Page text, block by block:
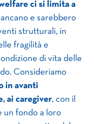
ci si limita a
e sarebbero
strutturali, in
fragilità e
di vita delle
Consideriamo
in avanti
ai caregiver, con il
un fondo a loro